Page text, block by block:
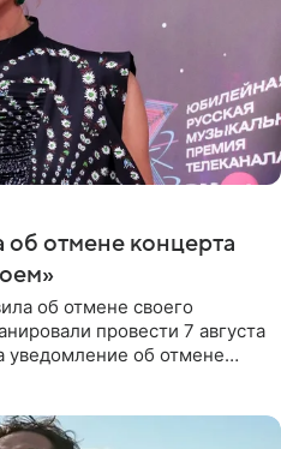
отмене концерта
об отмене своего
провести 7 августа
уведомление об отмене